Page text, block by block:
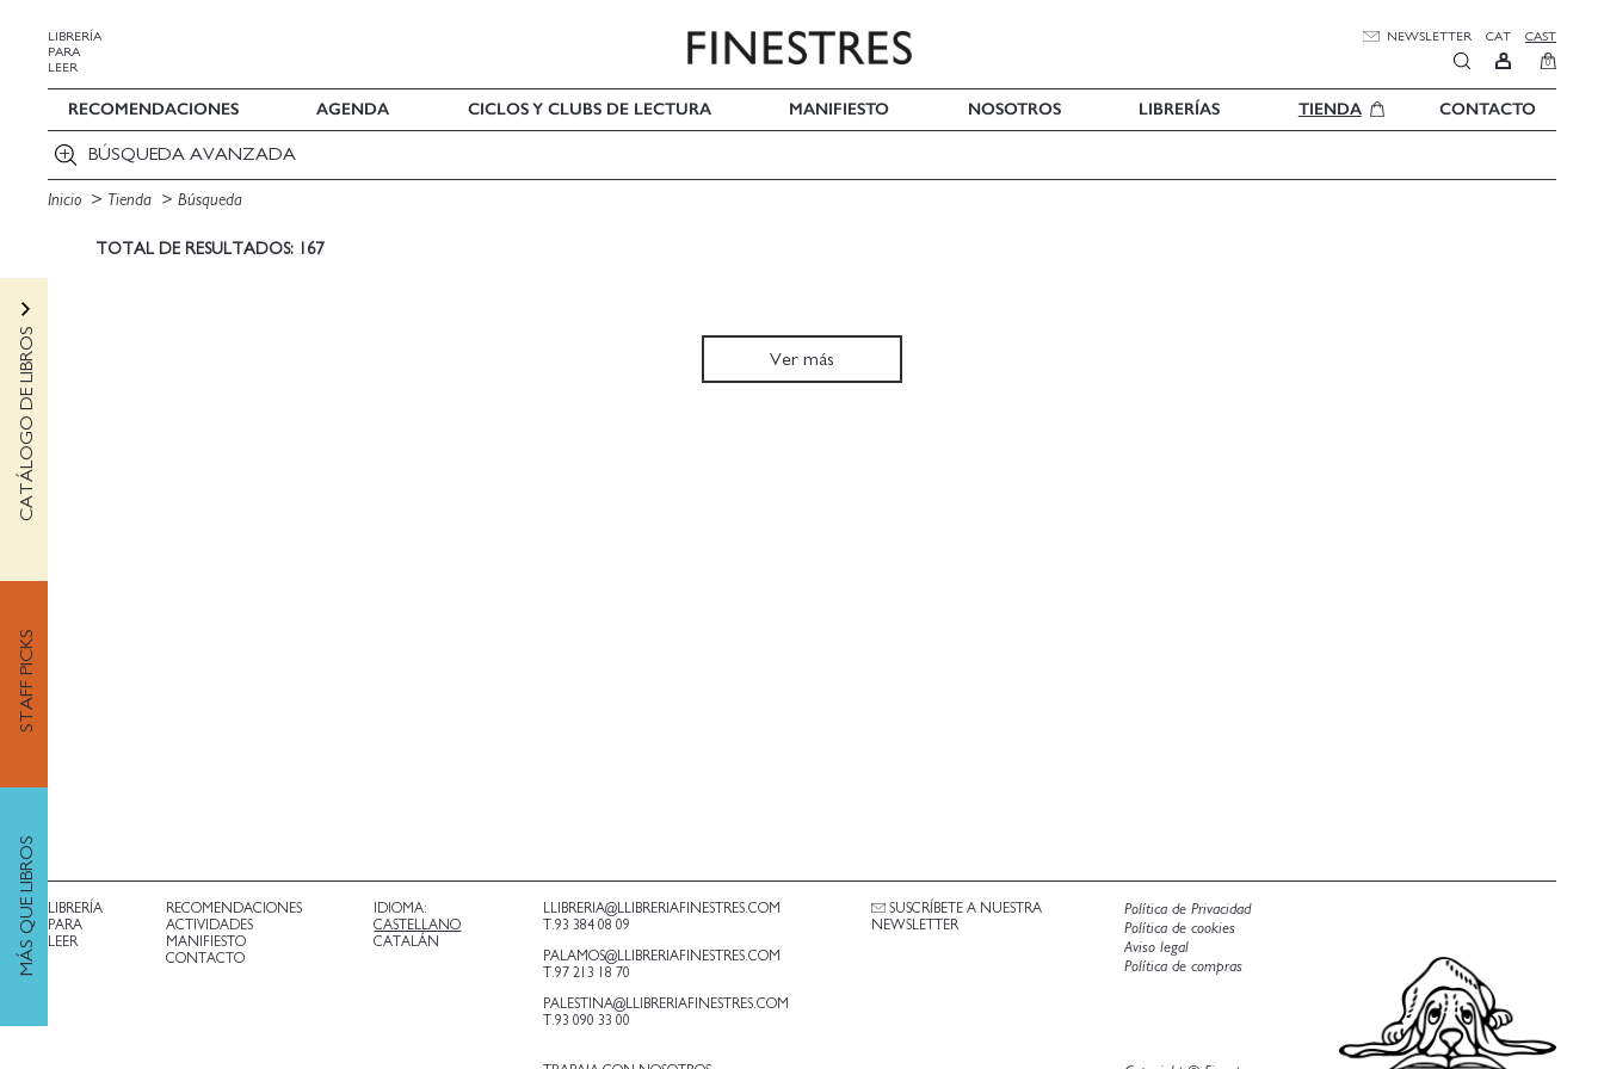
LIBRERÍA
PARA
LEER
NEWSLETTER CAT CAST
0
RECOMENDACIONES AGENDA CICLOS Y CLUBS DE LECTURA MANIFIESTO NOSOTROS LIBRERÍAS TIENDA CONTACTO
BÚSQUEDA AVANZADA
Inicio Tienda Búsqueda
TOTAL DE RESULTADOS: 167
CATÁLOGO DE LIBROS
STAFF PICKS
MÁS QUE LIBROS
Ver más
LIBRERÍA
PARA
LEER
RECOMENDACIONES
ACTIVIDADES
MANIFIESTO
CONTACTO
IDIOMA:
CASTELLANO
CATALÁN
LLIBRERIA@LLIBRERIAFINESTRES.COM
T.93 384 08 09
PALAMOS@LLIBRERIAFINESTRES.COM
T.97 213 18 70
PALESTINA@LLIBRERIAFINESTRES.COM
T.93 090 33 00
SUSCRÍBETE A NUESTRA
NEWSLETTER
Política de Privacidad
Política de cookies
Aviso legal
Política de compras